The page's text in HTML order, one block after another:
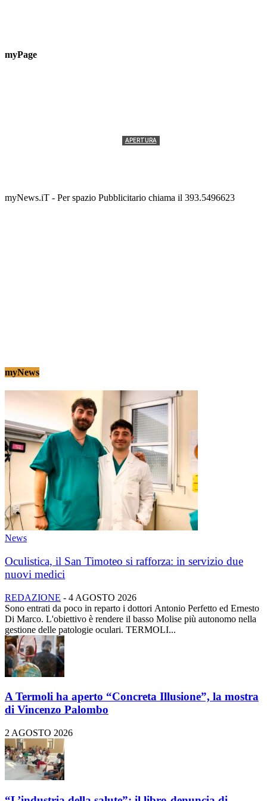
myPage
APERTURA
myNews.iT - Per spazio Pubblicitario chiama il 393.5496623
myNews
News
Oculistica, il San Timoteo si rafforza: in servizio due
nuovi medici
REDAZIONE - 4 AGOSTO 2026
Sono entrati da poco in reparto i dottori Antonio Perfetto ed Ernesto
Di Marco. L'obiettivo è rendere il basso Molise più autonomo nella
gestione delle patologie oculari. TERMOLI...
A Termoli ha aperto “Concreta Illusione”, la mostra
di Vincenzo Palombo
2 AGOSTO 2026